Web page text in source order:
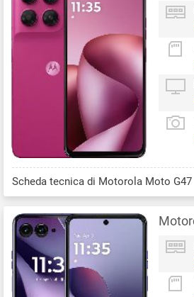
Scheda tecnica di Motorola Moto G47